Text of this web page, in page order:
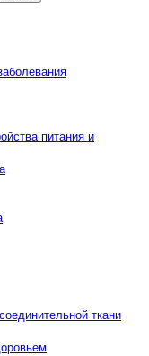
питания и
ткани